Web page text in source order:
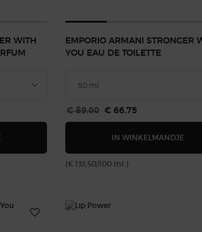
WITH
EMPORIO ARMANI STRONGER WITH YOU INTENSELY
EMPORIO ARMANI STRONGER
YOU EAU DE TOILETTE
Oude prijs
€ 89,00 Nieuwe prijs
€ 66,75
IN WINKELMANDJE
(€ 133,50/100 ml.)